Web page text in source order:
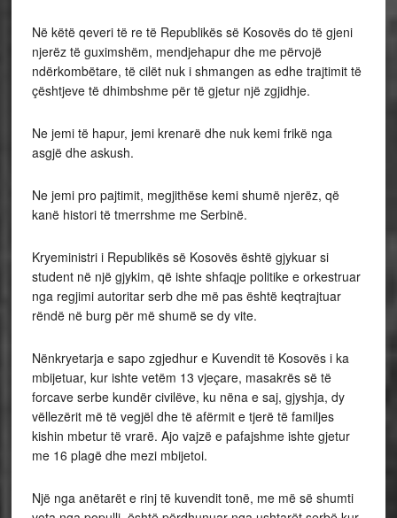
Në këtë qeveri të re të Republikës së Kosovës do të gjeni
njerëz të guximshëm, mendjehapur dhe me përvojë
ndërkombëtare, të cilët nuk i shmangen as edhe trajtimit të
çështjeve të dhimbshme për të gjetur një zgjidhje.
Ne jemi të hapur, jemi krenarë dhe nuk kemi frikë nga
asgjë dhe askush.
Ne jemi pro pajtimit, megjithëse kemi shumë njerëz, që
kanë histori të tmerrshme me Serbinë.
Kryeministri i Republikës së Kosovës është gjykuar si
student në një gjykim, që ishte shfaqje politike e orkestruar
nga regjimi autoritar serb dhe më pas është keqtrajtuar
rëndë në burg për më shumë se dy vite.
Nënkryetarja e sapo zgjedhur e Kuvendit të Kosovës i ka
mbijetuar, kur ishte vetëm 13 vjeçare, masakrës së të
forcave serbe kundër civilëve, ku nëna e saj, gjyshja, dy
vëllezërit më të vegjël dhe të afërmit e tjerë të familjes
kishin mbetur të vrarë. Ajo vajzë e pafajshme ishte gjetur
me 16 plagë dhe mezi mbijetoi.
Një nga anëtarët e rinj të kuvendit tonë, me më së shumti